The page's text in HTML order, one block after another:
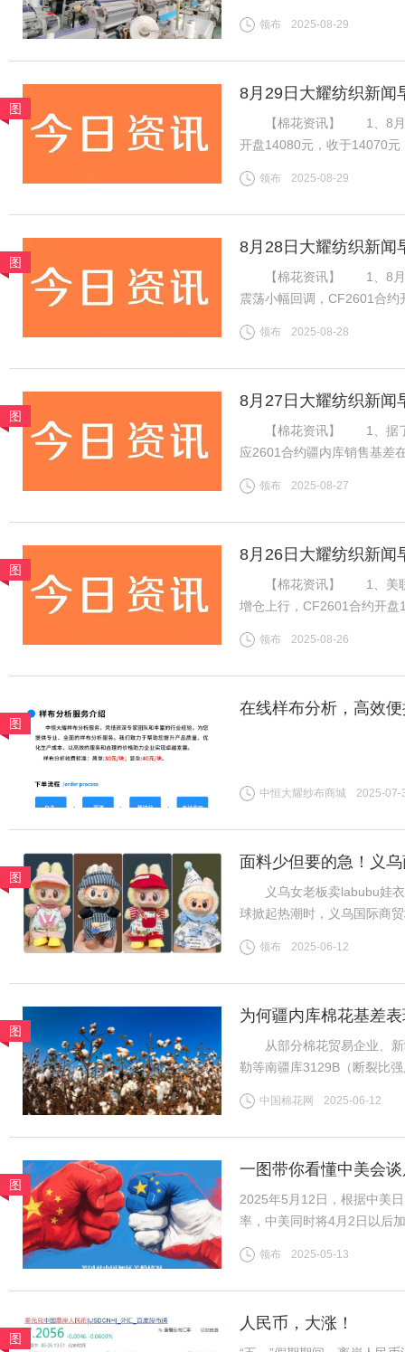
关税战到底影响几何？谁在
领布 2025-08-29
图
8月29日大耀纺织新闻
【棉花资讯】 1、8月28
开盘14080元，收于14070
期国内供应偏紧预期仍在，
领布 2025-08-29
图
8月28日大耀纺织新闻
【棉花资讯】 1、8月27
震荡小幅回调，CF2601合
下游棉纱市场交投一般，棉
领布 2025-08-28
图
8月27日大耀纺织新闻
【棉花资讯】 1、据了解
应2601合约疆内库销售基差
内地库新疆机采棉4129B含杂
领布 2025-08-27
图
8月26日大耀纺织新闻
【棉花资讯】 1、美联储
增仓上行，CF2601合约开
增订单数量有限，但旺季需
领布 2025-08-26
图
在线样布分析，高效
中恒大耀纱布商城 2025-07-
图
面料少但要的急！义
义乌女老板卖labubu娃衣
球掀起热潮时，义乌国际商
终空空如也——订单像潮水
领布 2025-06-12
图
为何疆内库棉花基差
从部分棉花贸易企业、新
勒等南疆库3129B（断裂比
比强度28-30CN/TEX）基差
中国棉花网 2025-06-12
图
一图带你看懂中美会
2025年5月12日，根据中美
率，中美同时将4月2日以后
施24%。再加上2月美国以芬
领布 2025-05-13
图
人民币，大涨！